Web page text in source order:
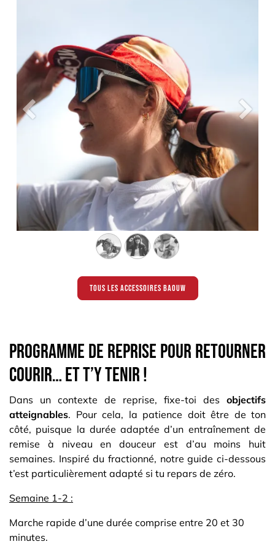
Précédent
tous les accessoires baouw ​
Programme de reprise pour retourner
courir… et t’y tenir !
Dans un contexte de reprise, fixe-toi des objectifs
atteignables. Pour cela, la patience doit être de ton
côté, puisque la durée adaptée d’un entraînement de
remise à niveau en douceur est d’au moins huit
semaines. Inspiré du fractionné, notre guide ci-dessous
t’est particulièrement adapté si tu repars de zéro.
Semaine 1-2 :
Marche rapide d’une durée comprise entre 20 et 30
minutes.